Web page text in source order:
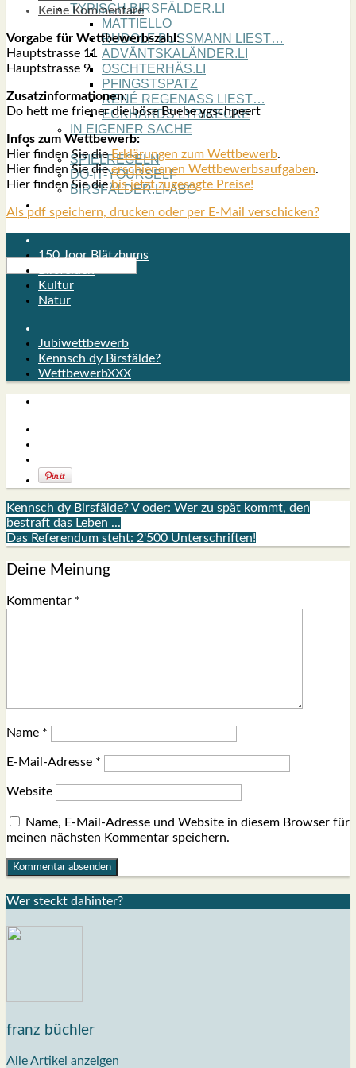
TYPISCH BIRSFÄLDER.LI
MATTIELLO
RUDOLF BUSS­MANN LIEST…
ADVÄNTSKALÄNDER.LI
OSCHTERHÄS.LI
PFINGST­SPATZ
RENÉ REGEN­ASS LIEST…
ECK­HARDS LYRIK­ECKE
IN EIGE­NER SACHE
SO GOOT’S
SPIEL­RE­GELN
DO-IT-YOUR­S­ELF
BIRSFÄLDER.LI-ABO
SHOUT­BOX
Keine Kommentare
Vor­ga­be für Wett­be­werbs­zahl:
Haupt­stras­se 11
Haupt­stras­se 9
Zusatz­in­for­ma­tio­nen:
Do hett me frie­ner die böse Bue­be ygschpeert
Infos zum Wett­be­werb:
Hier fin­den Sie dieErklä­run­gen zum Wett­be­werb.
Hier fin­den Sie dieerschie­ne­nen Wett­be­werbs­auf­ga­ben.
Hier fin­den Sie diebis jetzt zuge­sag­te Prei­se!
Als pdf speichern, drucken oder per E-Mail verschicken?
150 Joor Blätzbums
Kultur
Natur
Jubiwettbewerb
Kennsch dy Birsfälde?
WettbewerbXXX
Kennsch dy Birsfälde? V oder: Wer zu spät kommt, den
bestraft das Leben ...
Das Referendum steht: 2'500 Unterschriften!
Deine Meinung
Kommentar *
Name *
E-Mail-Adresse *
Website
Name, E-Mail-Adresse und Website in diesem Browser für
meinen nächsten Kommentar speichern.
Wer steckt dahin­ter?
franz büchler
Alle Artikel anzeigen